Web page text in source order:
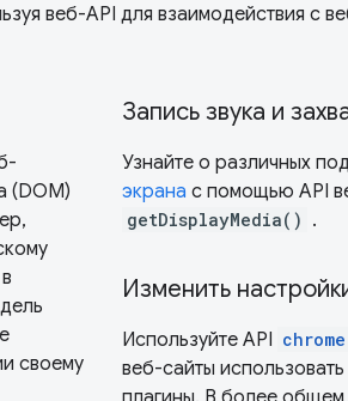
веб-API для взаимодействия с
(DOM)
своему
Запись звука и
Узнайте о различных
экрана с помощью API
getDisplayMedia() .
Изменить
Используйте API
веб-сайты